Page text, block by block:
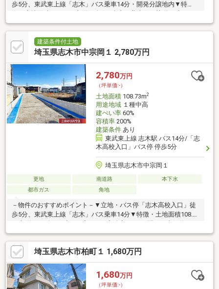
歩5分、東武東上線「志木」バス乗車14分・開発分譲地内▼特
率60%、容積率200%・土地購入から建築への移行がスムーズな建
築条件付宅地販売・都市ガスに対応しています▼周辺環境・ダイ
ケーストアー 徒歩5分(約350m)・セブンイレブン志木上宗岡5丁目
店 徒歩6分(約460m)・志木市立宗岡第四小学校 徒歩9分(約660m)■
細・ご相談はお気軽にお問い合わせください。
建築条件付土地
埼玉県志木市中宗岡１ 2,780万円
2,780万円
（坪単価:-）
土地面積108.73m2
用途地域１種中高
建ぺい率60%
容積率200%
建築条件あり
東武東上線 志木駅 バス14分/「志
木高校入口」バス停 停歩5分
埼玉県志木市中宗岡１
更地 南道路
本下水
都市ガス
角地
－物件のおすすめポイント－▼立地・バス停「志木高校入口」徒
歩5分、東武東上線「志木」バス乗車14分▼特徴・土地面積108.73
6.6m・東側約12.3m・土地購入から建築までがスムーズな建築条
件付宅地販売・都市ガス対応エリア▼周辺環境・ダイケーストア
ー 徒歩5分(約350m)・ドラッグ・エース宗岡店 徒歩6分(約
440m)・志木市立宗岡第四小学校 徒歩9分(約660m)■ ご希望の住
まい探しをお手伝いします ━━━━━・・・物件の詳細・ご相談
はお気軽にお問い合わせください。
埼玉県志木市柏町１ 1,680万円
1,680万円
（坪単価:-）